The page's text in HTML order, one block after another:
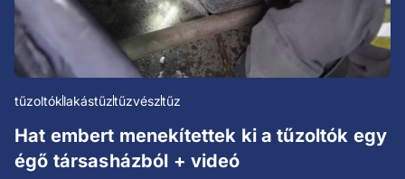
tűzoltóklakástűztűzvésztűz
Hat embert menekítettek ki a tűzoltók egy
égő társasházból + videó